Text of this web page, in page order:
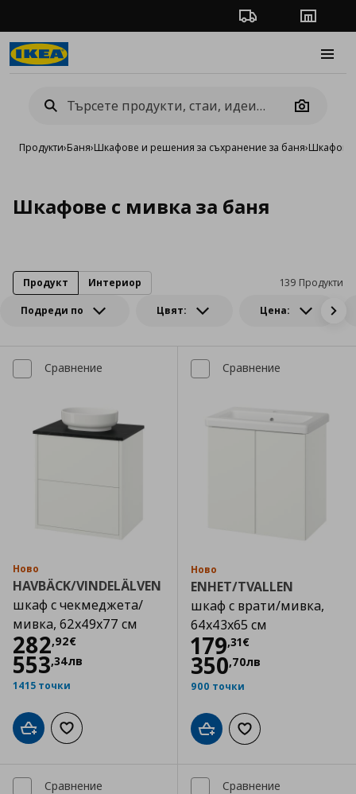
Проследяване на
Camera
Продукти›Баня›Шкафове и решения за съхранение за баня›Шкафове
Шкафове с мивка за баня
Подреди по Цвят: Цена:
139 Продукти
Продукт Интериор
Сравнение
Ново
HAVBÄCK/VINDELÄLVEN
шкаф с чекмеджета/
мивка, 62x49x77 см
282,92€
Цена
553,34лв
1415 точки
Добави в кошницата
Добави към списъка с любими
Сравнение
Ново
ENHET/TVALLEN
шкаф с врати/мивка,
64x43x65 см
179,31€
Цена
350,70лв
900 точки
Добави в кошницата
Добави към
Сравнение Сравнение